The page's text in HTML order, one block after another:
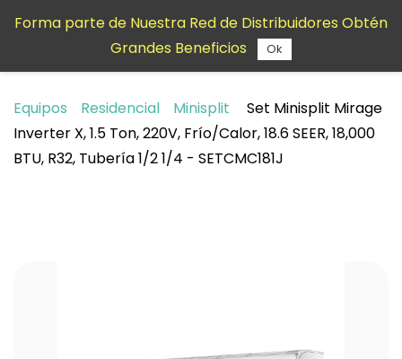
contenido
Equipos Residencial Minisplit
Set Minisplit Mirage
Inverter X, 1.5 Ton, 220V, Frío/Calor, 18.6 SEER, 18,000
BTU, R32, Tubería 1/2 1/4 - SETCMC181J
Forma parte de Nuestra Red de Distribuidores Obtén
Grandes Beneficios
Ok